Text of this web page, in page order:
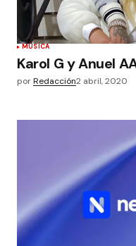
MÚSICA
Karol G y Anuel
porRedacción2 abril, 2020